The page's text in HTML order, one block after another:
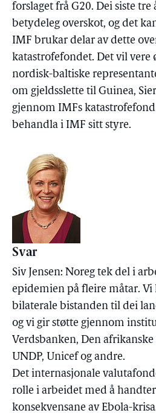
forslaget frå G20. Dei siste
betydeleg overskot, og det
IMF brukar delar av dette
katastrofefondet. Det vil vere
nordisk-baltiske
om gjeldsslette til Guinea,
gjennom IMFs
behandla i IMF sitt styre.
Svar
Siv Jensen: Noreg tek del i
epidemien på fleire måtar. Vi
bilaterale bistanden til dei
og vi gir støtte gjennom
Verdsbanken, Den
UNDP, Unicef og andre.
Det internasjonale
rolle i arbeidet med å
konsekvensane av Ebola-